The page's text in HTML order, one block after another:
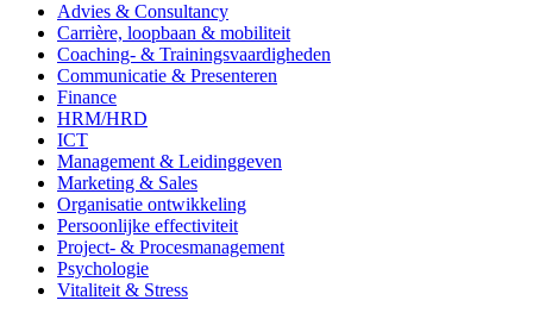
Advies & Consultancy
Carrière, loopbaan & mobiliteit
Coaching- & Trainingsvaardigheden
Communicatie & Presenteren
Finance
HRM/HRD
ICT
Management & Leidinggeven
Marketing & Sales
Organisatie ontwikkeling
Persoonlijke effectiviteit
Project- & Procesmanagement
Psychologie
Vitaliteit & Stress